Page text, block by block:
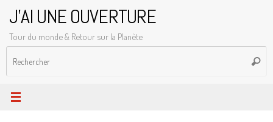
contenu
J'AI UNE OUVERTURE
Tour du monde & Retour sur la Planète